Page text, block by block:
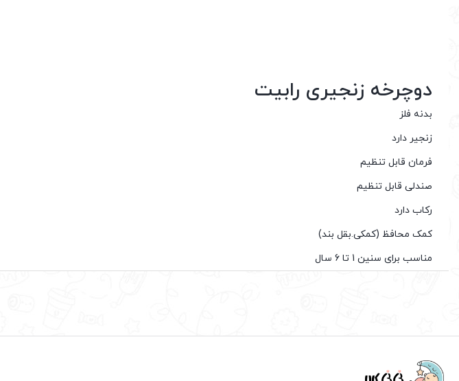
دوچرخه زنجیری رابیت
بدنه فلز
زنجیر دارد
فرمان قابل تنظیم
صندلی قابل تنظیم
رکاب دارد
کمک محافظ (کمکی.بقل بند)
مناسب برای سنین 1 تا 6 سال